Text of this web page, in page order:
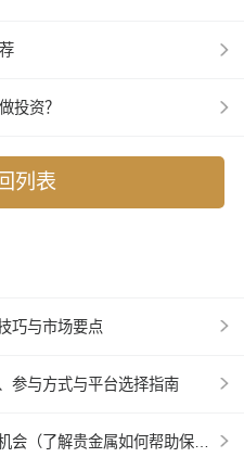
投资？
列表
巧与市场要点
参与方式与平台选择指南
了解贵金属如何帮助保值增值）